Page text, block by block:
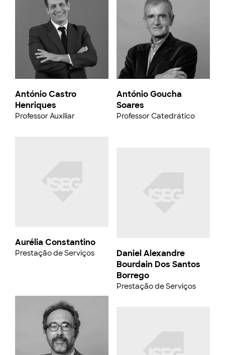
António Castro
Henriques
Professor Auxiliar
Aurélia Constantino
Prestação de Serviços
António Goucha
Soares
Professor Catedrático
Daniel Alexandre
Bourdain Dos Santos
Borrego
Prestação de Serviços